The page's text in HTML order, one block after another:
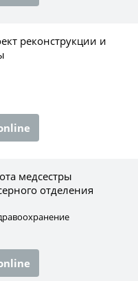
реконструкции и
медсестры
отделения